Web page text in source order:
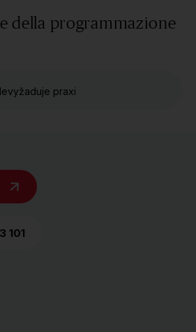
della programmazione
praxi
101